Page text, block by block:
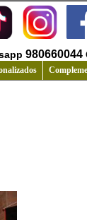
980660044